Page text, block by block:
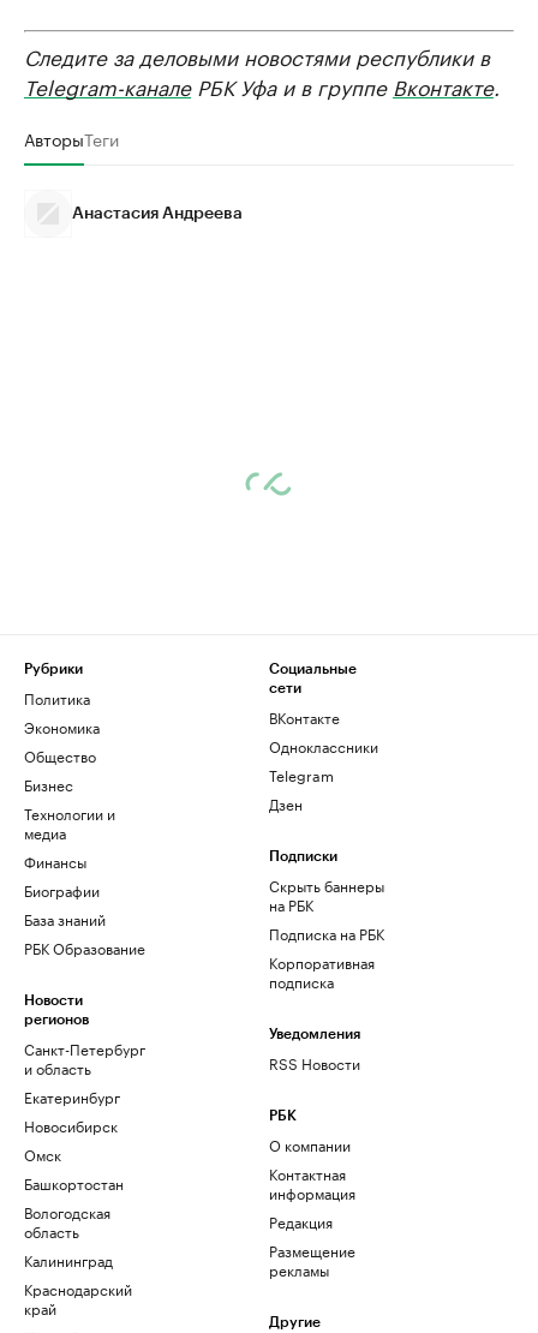
Следите за деловыми новостями республики в
Telegram-каналеРБК Уфа и в группе Вконтакте.
АвторыТеги
Анастасия Андреева
Рубрики
Политика
Экономика
Общество
Бизнес
Технологии и
медиа
Финансы
Биографии
База знаний
РБК Образование
Новости
регионов
Санкт-Петербург
и область
Екатеринбург
Новосибирск
Омск
Башкортостан
Вологодская
область
Калининград
Краснодарский
край
Социальные
сети
ВКонтакте
Одноклассники
Telegram
Дзен
Подписки
Скрыть баннеры
на РБК
Подписка на РБК
Корпоративная
подписка
Уведомления
RSS Новости
РБК
О компании
Контактная
информация
Редакция
Размещение
рекламы
Другие